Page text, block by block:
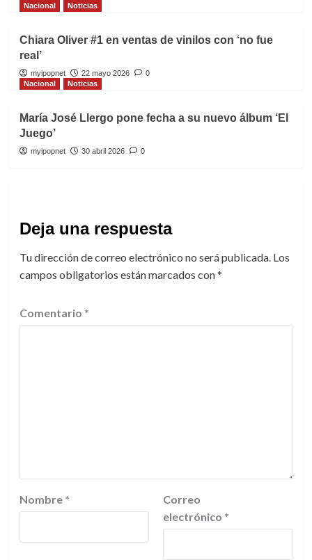
Nacional
Noticias
Chiara Oliver #1 en ventas de vinilos con ‘no fue
real’
myipopnet 22 mayo 2026
0
Nacional
Noticias
María José Llergo pone fecha a su nuevo álbum ‘El
Juego’
myipopnet 30 abril 2026 0
Deja una respuesta
Tu dirección de correo electrónico no será publicada. Los
campos obligatorios están marcados con*
Comentario *
Nombre *
Correo
electrónico *